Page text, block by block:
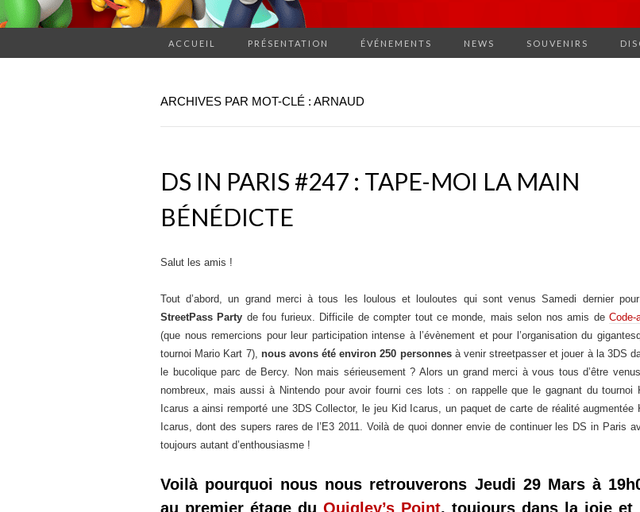
ACCUEIL PRÉSENTATION ÉVÉNEMENTS NEWS SOUVENIRS
ARCHIVES PAR MOT-CLÉ : ARNAUD
DS IN PARIS #247 : TAPE-MOI LA MAIN
BÉNÉDICTE
Salut les amis !
Tout d’abord, un grand merci à tous les loulous et louloutes qui sont venus Samedi dernier
StreetPass Party de fou furieux. Difficile de compter tout ce monde, mais selon nos amis de Code-
(que nous remercions pour leur participation intense à l’évènement et pour l’organisation du
tournoi Mario Kart 7), nous avons été environ 250 personnesà venir streetpasser et jouer à la 3DS
le bucolique parc de Bercy. Non mais sérieusement ? Alors un grand merci à vous tous d’être
nombreux, mais aussi à Nintendo pour avoir fourni ces lots : on rappelle que le gagnant du tournoi
Icarus a ainsi remporté une 3DS Collector, le jeu Kid Icarus, un paquet de carte de réalité augmentée
Icarus, dont des supers rares de l’E3 2011. Voilà de quoi donner envie de continuer les DS in Paris
toujours autant d’enthousiasme !
Voilà pourquoi nous nous retrouverons Jeudi 29 Mars à
au premier étage du Quigley’s Point, toujours dans la joie et